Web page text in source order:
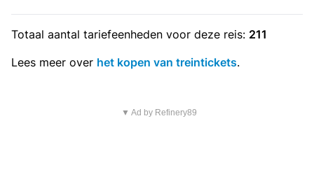
Totaal aantal tariefeenheden voor deze reis: 211
Lees meer over het kopen van treintickets.
▼ Ad by Refinery89